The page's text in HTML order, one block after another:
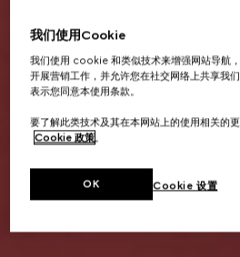
我们使用Cookie
我们使用 cookie 和类似技术来增强网站导航
开展营销工作，并允许您在社交网络上共享我
表示您同意本使用条款。
要了解此类技术及其在本网站上的使用相关的
Cookie 政策。
Cookie 设置
OK